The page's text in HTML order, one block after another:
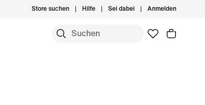
Store suchen Hilfe Sei dabei Anmelden